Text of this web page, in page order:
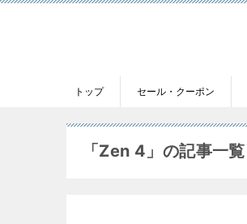
トップ セール・クーポン
「Zen 4」の記事一覧